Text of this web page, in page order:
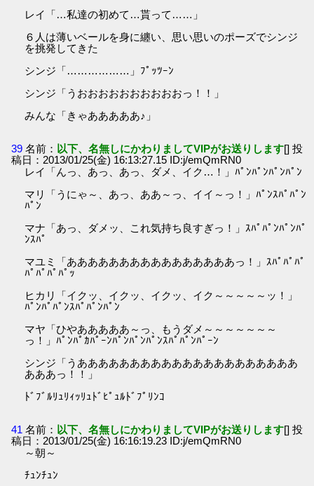
レイ「…私達の初めて…貰って……」
６人は薄いベールを身に纏い、思い思いのポーズでシンジ
を挑発してきた
シンジ「………………」ﾌﾟｯﾂｰﾝ
シンジ「うおおおおおおおおおおっ！！」
みんな「きゃあああああ♪」
39 名前： 以下、名無しにかわりましてVIPがお送りします[] 投
稿日：2013/01/25(金) 16:13:27.15 ID:j/emQmRN0
レイ「んっ、あっ、あっ、ダメ、イク…！」ﾊﾟﾝﾊﾟﾝﾊﾟﾝﾊﾟﾝ
マリ「うにゃ～、あっ、ああ～っ、イイ～っ！」ﾊﾟﾝｽﾊﾟﾊﾟﾝ
ﾊﾟﾝ
マナ「あっ、ダメッ、これ気持ち良すぎっ！」ｽﾊﾟﾊﾟﾝﾊﾟﾝﾊﾟ
ﾝｽﾊﾟ
マユミ「ああああああああああああああああっ！」ｽﾊﾟﾊﾟﾊﾟ
ﾊﾟﾊﾟﾊﾟﾊﾟｯ
ヒカリ「イクッ、イクッ、イクッ、イク～～～～～ッ！」
ﾊﾟﾝﾊﾟﾊﾟﾝｽﾊﾟﾊﾟﾝﾊﾟﾝ
マヤ「ひやあああああ～っ、もうダメ～～～～～～～
っ！」ﾊﾟﾝﾊﾟｶﾊﾟｰﾝﾊﾟﾝﾊﾟﾝﾊﾟﾝｽﾊﾟﾊﾟﾝﾊﾟｰﾝ
シンジ「うあああああああああああああああああああああ
あああっ！！」
ﾄﾞﾌﾞﾙﾘｭﾘｨｯﾘｭﾄﾞﾋﾟｭﾙﾄﾞﾌﾟﾘﾝｺ
41 名前： 以下、名無しにかわりましてVIPがお送りします[] 投
稿日：2013/01/25(金) 16:16:19.23 ID:j/emQmRN0
～朝～
ﾁｭﾝﾁｭﾝ